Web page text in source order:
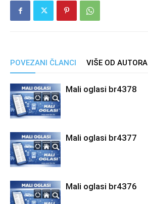
POVEZANI ČLANCI VIŠE OD AUTORA
Mali oglasi br4378
Mali oglasi br4377
Mali oglasi br4376